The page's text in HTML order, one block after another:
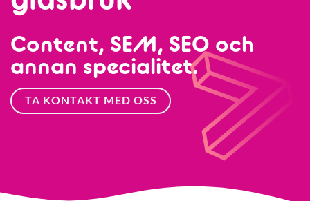
Content, SEM, SEO och
annan specialitet.
TA KONTAKT MED OSS